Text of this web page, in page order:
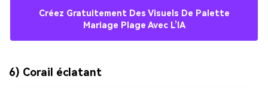
Créez Gratuitement Des Visuels De Palette
Mariage Plage Avec L’IA
6) Corail éclatant